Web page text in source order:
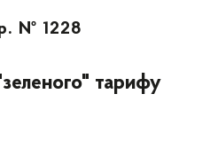
№ 1228
тарифу